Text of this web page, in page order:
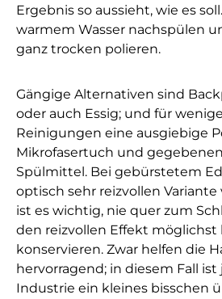
Ergebnis so aussieht, wie es
warmem Wasser nachspülen
ganz trocken polieren.
Gängige Alternativen sind
oder auch Essig; und für
Reinigungen eine ausgiebige
Mikrofasertuch und
Spülmittel. Bei gebürstetem
optisch sehr reizvollen
ist es wichtig, nie quer zum
den reizvollen Effekt möglichst
konservieren. Zwar helfen die
hervorragend; in diesem Fall ist
Industrie ein kleines bisschen